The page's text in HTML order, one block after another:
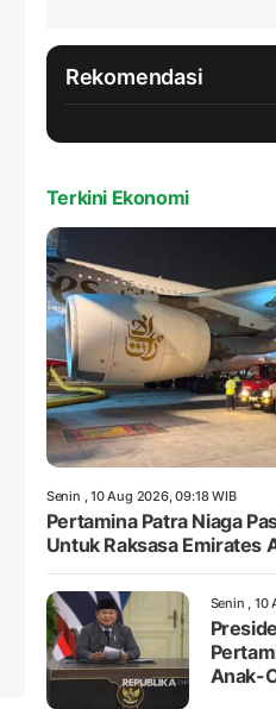
Rekomendasi
Terkini Ekonomi
Senin , 10 Aug 2026, 09:18 WIB
Pertamina Patra Niaga
Untuk Raksasa Emirates
Senin , 10
Anak-